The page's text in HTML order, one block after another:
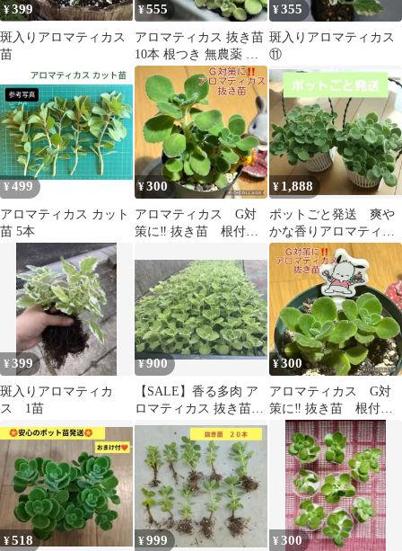
¥399
斑入りアロマティカス
苗
¥555
アロマティカス 抜き苗
10本 根つき 無農薬 ハ
ーブ
¥355
斑入りアロマティカス
⑪
¥499
アロマティカス カット
苗 5本
¥300
アロマティカス G対
策に‼️ 抜き苗 根付
¥ 1,888
ポットごと発送 爽や
かな香りアロマティカ
ス 多様性 2個セット
¥399
斑入りアロマティカ
ス 1苗
¥900
【SALE】香る多肉 ア
ロマティカス 抜き苗12
本 カット苗6本 ゴキ
ブリ対策
¥300
アロマティカス G対
策に‼️ 抜き苗 根付
き 2本 ポチャッコ
¥518 ¥999 ¥300